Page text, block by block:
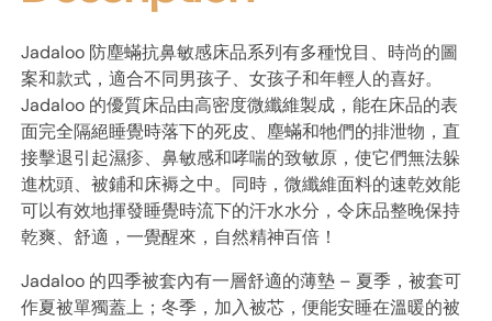
龍
quantity
Jadaloo 防塵蟎抗鼻敏感床品系列有多種悅目、時尚的圖
案和款式，適合不同男孩子、女孩子和年輕人的喜好。
Jadaloo 的優質床品由高密度微纖維製成，能在床品的表
面完全隔絕睡覺時落下的死皮、塵蟎和牠們的排泄物，直
接擊退引起濕疹、鼻敏感和哮喘的致敏原，使它們無法躲
進枕頭、被鋪和床褥之中。同時，微纖維面料的速乾效能
可以有效地揮發睡覺時流下的汗水水分，令床品整晚保持
乾爽、舒適，一覺醒來，自然精神百倍！
Jadaloo 的四季被套內有一層舒適的薄墊 – 夏季，被套可
作夏被單獨蓋上；冬季，加入被芯，便能安睡在溫暖的被